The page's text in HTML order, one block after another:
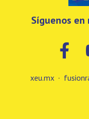
Síguenos
xeu.mx ·